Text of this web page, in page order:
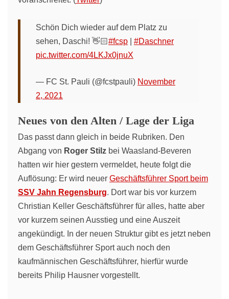
Schön Dich wieder auf dem Platz zu
sehen, Daschi! 👋🏻#fcsp
#Daschner
pic.twitter.com/4LKJx0jnuX
— FC St. Pauli (@fcstpauli) November
2, 2021
Neues von den Alten / Lage der Liga
Das passt dann gleich in beide Rubriken. Den
Abgang von Roger Stilz bei Waasland-Beveren
hatten wir hier gestern vermeldet, heute folgt die
Auflösung: Er wird neuer Geschäftsführer Sport beim
SSV Jahn Regensburg. Dort war bis vor kurzem
Christian Keller Geschäftsführer für alles, hatte aber
vor kurzem seinen Ausstieg und eine Auszeit
angekündigt. In der neuen Struktur gibt es jetzt neben
dem Geschäftsführer Sport auch noch den
kaufmännischen Geschäftsführer, hierfür wurde
bereits Philip Hausner vorgestellt.